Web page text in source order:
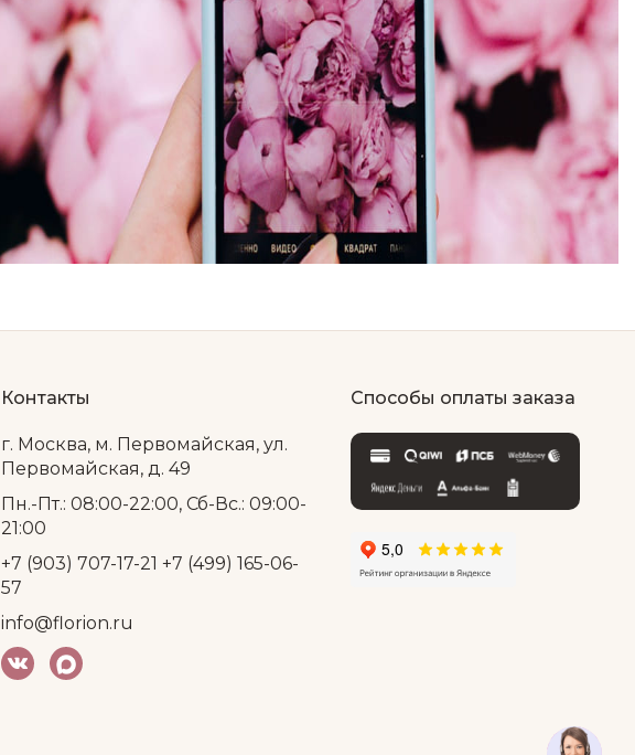
Контакты
г. Москва, м. Первомайская, ул.
Первомайская, д. 49
Пн.-Пт.: 08:00-22:00, Сб-Вс.: 09:00-
21:00
+7 (903) 707-17-21 +7 (499) 165-06-
57
info@florion.ru
Способы оплаты заказа